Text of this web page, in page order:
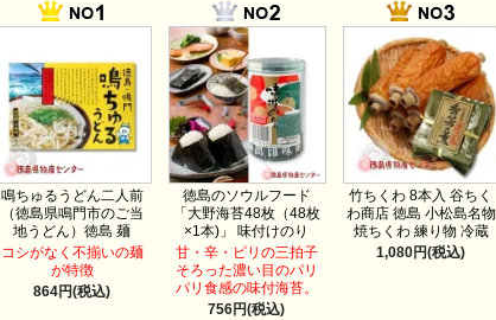
鳴ちゅるうどん二人前
（徳島県鳴門市のご当
地うどん）徳島 麺
コシがなく不揃いの麺
が特徴
864円(税込)
徳島のソウルフード
「大野海苔48枚（48枚
×1本)」 味付けのり
甘・辛・ピリの三拍子
そろった濃い目のパリ
パリ食感の味付海苔。
756円(税込)
竹ちくわ 8本入 谷ちく
わ商店 徳島 小松島名物
焼ちくわ 練り物 冷蔵
1,080円(税込)